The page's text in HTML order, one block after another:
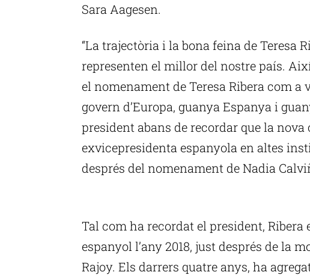
Sara Aagesen.
“La trajectòria i la bona feina de Teresa
representen el millor del nostre país.
el nomenament de Teresa Ribera com
govern d’Europa, guanya Espanya i
president abans de recordar que la nova
exvicepresidenta espanyola en altes
després del nomenament de Nadia
Tal com ha recordat el president, Ribera
espanyol l’any 2018, just després de la
Rajoy. Els darrers quatre anys, ha